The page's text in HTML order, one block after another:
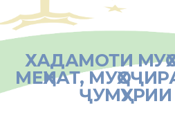
ХАДАМОТИ
МЕҲНАТ,